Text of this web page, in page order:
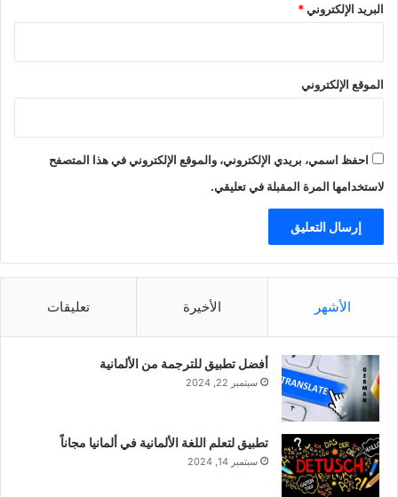
البريد الإلكتروني*
الموقع الإلكتروني
احفظ اسمي، بريدي الإلكتروني، والموقع الإلكتروني في هذا المتصفح
لاستخدامها المرة المقبلة في تعليقي.
الأشهر الأخيرة تعليقات
أفضل تطبيق للترجمة من الألمانية
سبتمبر 22, 2024
تطبيق لتعلم اللغة الألمانية في ألمانيا مجاناً
سبتمبر 14, 2024